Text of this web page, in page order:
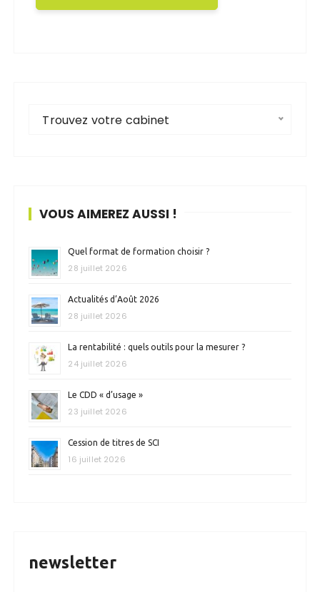
Trouvez votre cabinet
VOUS AIMEREZ AUSSI !
Quel format de formation choisir ?
28 juillet 2026
Actualités d’Août 2026
28 juillet 2026
La rentabilité : quels outils pour la mesurer ?
24 juillet 2026
Le CDD « d’usage »
23 juillet 2026
Cession de titres de SCI
16 juillet 2026
newsletter